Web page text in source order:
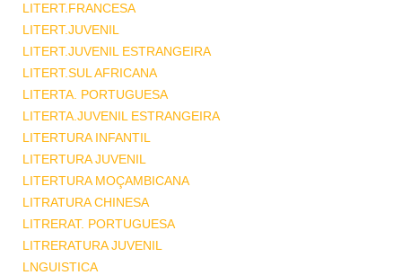
LITERT.FRANCESA
LITERT.JUVENIL
LITERT.JUVENIL ESTRANGEIRA
LITERT.SUL AFRICANA
LITERTA. PORTUGUESA
LITERTA.JUVENIL ESTRANGEIRA
LITERTURA INFANTIL
LITERTURA JUVENIL
LITERTURA MOÇAMBICANA
LITRATURA CHINESA
LITRERAT. PORTUGUESA
LITRERATURA JUVENIL
LNGUISTICA